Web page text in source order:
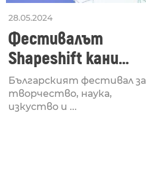
28.05.2024
Фестивалът
Shapeshift кани
Fabrizio Mammarella
за откриването си
Българският фестивал за
творчество, наука,
изкуство и ...